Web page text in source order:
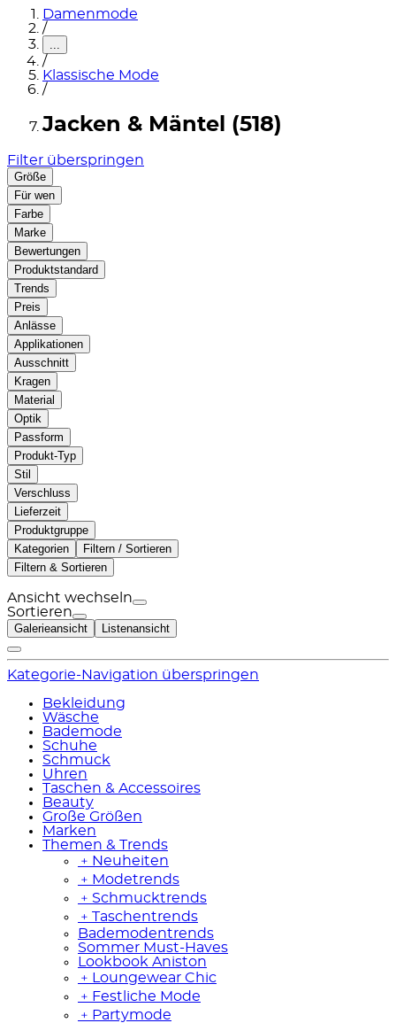
Damenmode
/
...
/
Klassische Mode
/
Jacken & Mäntel (518)
Filter überspringen
Größe
Für wen
Farbe
Marke
Bewertungen
Produktstandard
Trends
Preis
Anlässe
Applikationen
Ausschnitt
Kragen
Material
Optik
Passform
Produkt-Typ
Stil
Verschluss
Lieferzeit
Produktgruppe
Kategorien
Filtern / Sortieren
Filtern & Sortieren
Ansicht wechseln
Sortieren
Galerieansicht Listenansicht
Kategorie-Navigation überspringen
Bekleidung
Wäsche
Bademode
Schuhe
Schmuck
Uhren
Taschen & Accessoires
Beauty
Große Größen
Marken
Themen & Trends
﹢ Neuheiten
﹢ Modetrends
﹢ Schmucktrends
﹢ Taschentrends
Bademodentrends
Sommer Must-Haves
Lookbook Aniston
﹢
Loungewear Chic
﹢ Festliche Mode
﹢ Partymode